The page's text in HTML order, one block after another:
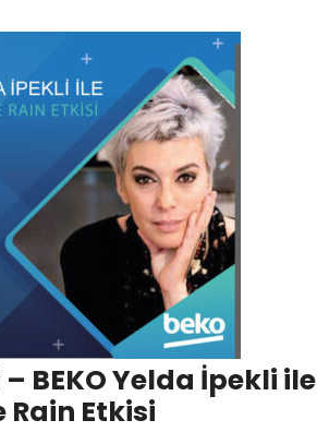
– BEKO Yelda İpekli ile
Rain Etkisi